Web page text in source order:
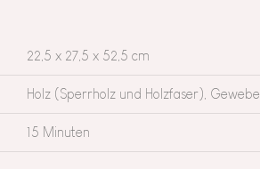
22,5 x 27,5 x 52,5 cm
Holz (Sperrholz und Holzfaser), Gewebe
15 Minuten